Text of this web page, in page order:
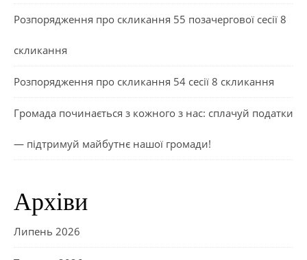
Розпорядження про скликання 55 позачергової сесії 8
скликання
Розпорядження про скликання 54 сесії 8 скликання
Громада починається з кожного з нас: сплачуй податки
— підтримуй майбутнє нашої громади!
Архіви
Липень 2026